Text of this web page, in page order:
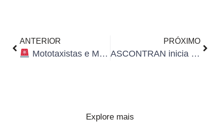
ANTERIOR
Mototaxistas e Motofretistas devem se regularizar: curso especializado continua sendo obrigatório após suspensão temporária da fiscalização em SC
PRÓXIMO
ASCONTRAN inicia etapa final do Curso de Formação de Agentes de Trânsito com práticas presenciais
Explore mais